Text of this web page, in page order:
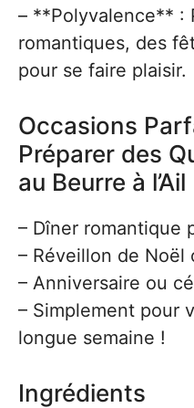
– **Polyvalence** :
romantiques, des
pour se faire plaisir.
Occasions
Préparer des
au Beurre à l’Ail
– Dîner romantique
– Réveillon de Noël
– Anniversaire ou
– Simplement pour
longue semaine !
Ingrédients